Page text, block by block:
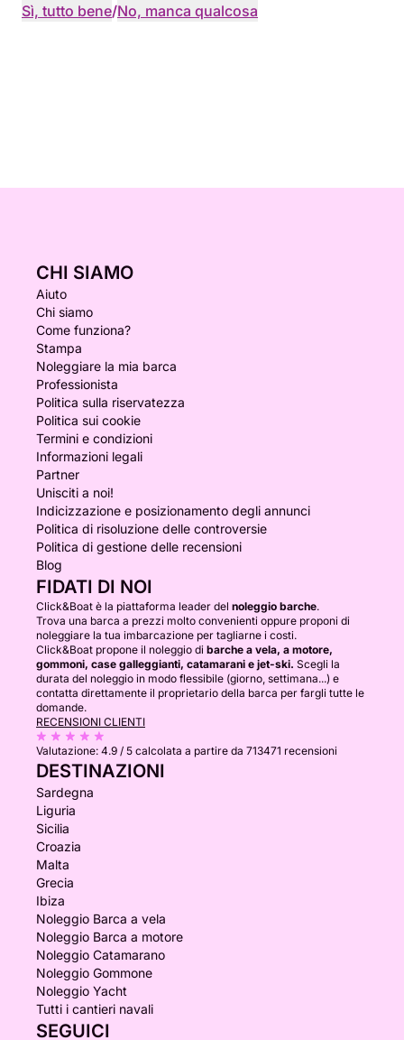
Sì, tutto bene/No, manca qualcosa
CHI SIAMO
Aiuto
Chi siamo
Come funziona?
Stampa
Noleggiare la mia barca
Professionista
Politica sulla riservatezza
Politica sui cookie
Termini e condizioni
Informazioni legali
Partner
Unisciti a noi!
Indicizzazione e posizionamento degli annunci
Politica di risoluzione delle controversie
Politica di gestione delle recensioni
Blog
FIDATI DI NOI
Click&Boat è la piattaforma leader del noleggio barche.
Trova una barca a prezzi molto convenienti oppure proponi di
noleggiare la tua imbarcazione per tagliarne i costi.
Click&Boat propone il noleggio di barche a vela, a motore,
gommoni, case galleggianti, catamarani e jet-ski. Scegli la
durata del noleggio in modo flessibile (giorno, settimana...) e
contatta direttamente il proprietario della barca per fargli tutte le
domande.
RECENSIONI CLIENTI
Valutazione: 4.9 / 5 calcolata a partire da 713471 recensioni
DESTINAZIONI
Sardegna
Liguria
Sicilia
Croazia
Malta
Grecia
Ibiza
Noleggio Barca a vela
Noleggio Barca a motore
Noleggio Catamarano
Noleggio Gommone
Noleggio Yacht
Tutti i cantieri navali
SEGUICI